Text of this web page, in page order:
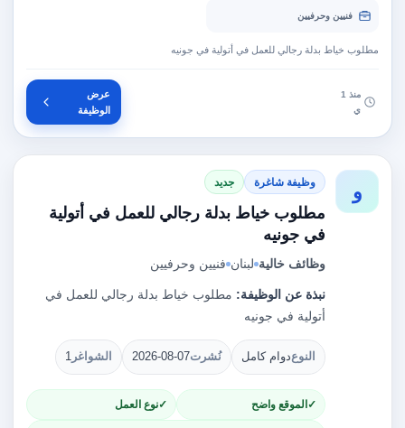
فنيين وحرفيين
مطلوب خياط بدلة رجالي للعمل في أتولية في جونيه
منذ 1
ي
عرض
الوظيفة
و وظيفة شاغرة جديد
مطلوب خياط بدلة رجالي للعمل في أتولية
في جونيه
وظائف خالية لبنان فنيين وحرفيين
نبذة عن الوظيفة: مطلوب خياط بدلة رجالي للعمل في
أتولية في جونيه
النوعدوام كامل نُشرت2026-08-07 الشواغر 1
الموقع واضح نوع العمل